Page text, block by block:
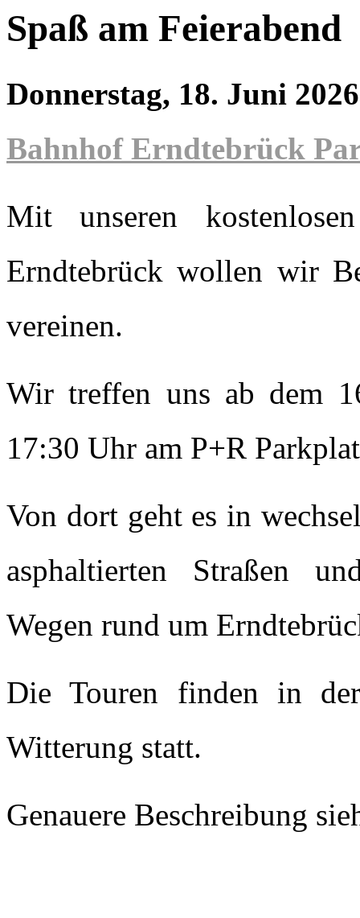
Spaß am Feierabend
Donnerstag, 18. Juni
Bahnhof Erndtebrück
Mit unseren
Erndtebrück wollen wir
vereinen.
Wir treffen uns ab dem
17:30 Uhr am P+R
Von dort geht es in
asphaltierten Straßen
Wegen rund um
Die Touren finden in
Witterung statt.
Genauere Beschreibung